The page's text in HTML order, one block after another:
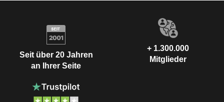
Seit über 20 Jahren
an Ihrer Seite
+ 1.300.000
Mitglieder